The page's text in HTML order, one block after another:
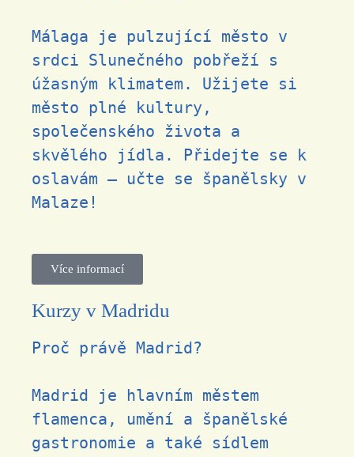
Málaga je pulzující město v
srdci Slunečného pobřeží s
úžasným klimatem. Užijete si
město plné kultury,
společenského života a
skvělého jídla. Přidejte se k
oslavám – učte se španělsky v
Malaze!
Více informací
Kurzy v Madridu
Proč právě Madrid?
Madrid je hlavním městem
flamenca, umění a španělské
gastronomie a také sídlem